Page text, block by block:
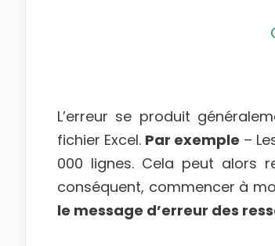
L’erreur se produit
fichier Excel. Par exemple –
000 lignes. Cela peut alors
conséquent, commencer à
le message d’erreur des